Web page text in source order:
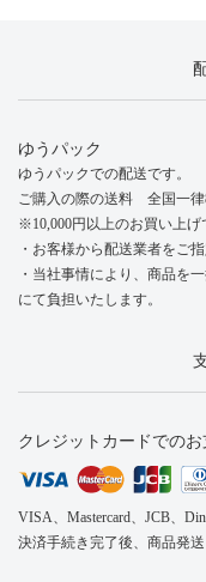
ゆうパック
ゆうパックでの配送です。
ご購入の際の送料 全国一律
※10,000円以上のお買い上げ
・お客様から配送業者をご
・当社事情により、商品を
にて負担いたします。
クレジットカードでの
VISA、Mastercard、JCB、
決済手続き完了後、商品発